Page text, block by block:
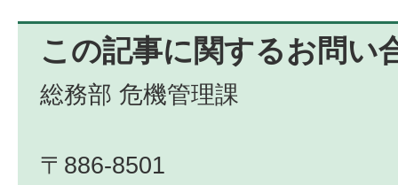
この記事に関するお問い
総務部 危機管理課
〒886-8501